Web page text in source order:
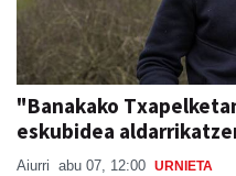
"Banakako
eskubidea
Aiurri abu 07, 12:00 URNIETA